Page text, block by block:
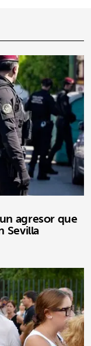
agresor que
Sevilla